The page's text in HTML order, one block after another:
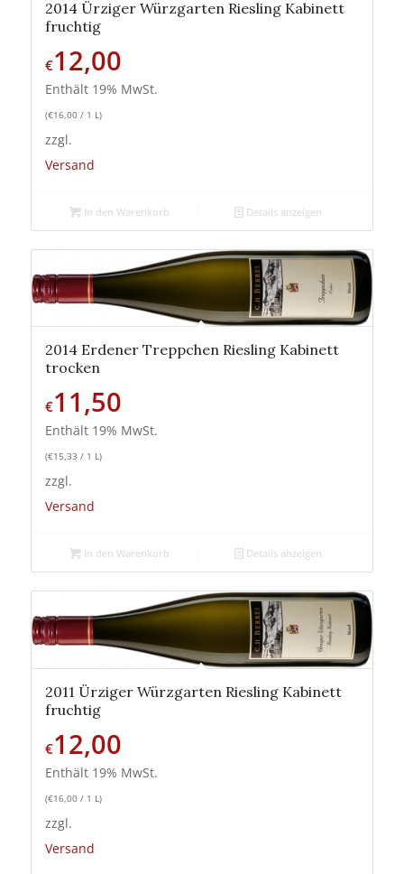
2014 Ürziger Würzgarten Riesling Kabinett
fruchtig
€12,00
Enthält 19% MwSt.
(€16,00/ 1 L)
zzgl.
Versand
In den Warenkorb Details anzeigen
2014 Erdener Treppchen Riesling Kabinett
trocken
€11,50
Enthält 19% MwSt.
(€15,33 / 1 L)
zzgl.
Versand
In den Warenkorb Details anzeigen
2011 Ürziger Würzgarten Riesling Kabinett
fruchtig
€12,00
Enthält 19% MwSt.
(€16,00/ 1 L)
zzgl.
Versand